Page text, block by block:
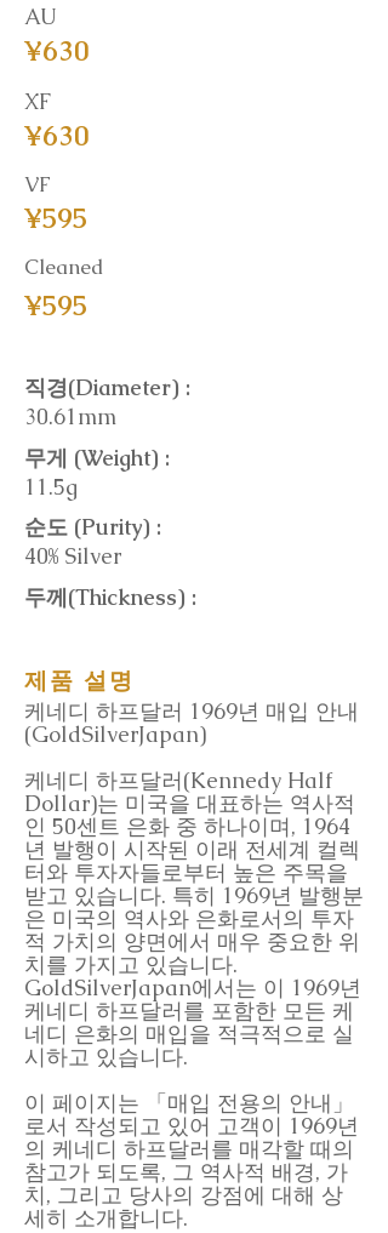
AU
¥630
XF
¥630
VF
¥595
Cleaned
¥595
직경(Diameter) :
30.61mm
무게 (Weight) :
11.5g
순도 (Purity) :
40% Silver
두께(Thickness) :
제품 설명
케네디 하프달러 1969년 매입 안내
(GoldSilverJapan)
케네디 하프달러(Kennedy Half
Dollar)는 미국을 대표하는 역사적
인 50센트 은화 중 하나이며, 1964
년 발행이 시작된 이래 전세계 컬렉
터와 투자자들로부터 높은 주목을
받고 있습니다. 특히 1969년 발행분
은 미국의 역사와 은화로서의 투자
적 가치의 양면에서 매우 중요한 위
치를 가지고 있습니다.
GoldSilverJapan에서는 이 1969년
케네디 하프달러를 포함한 모든 케
네디 은화의 매입을 적극적으로 실
시하고 있습니다.
이 페이지는 「매입 전용의 안내」
로서 작성되고 있어 고객이 1969년
의 케네디 하프달러를 매각할 때의
참고가 되도록, 그 역사적 배경, 가
치, 그리고 당사의 강점에 대해 상
세히 소개합니다.